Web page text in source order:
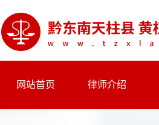
网站首页 律师介绍